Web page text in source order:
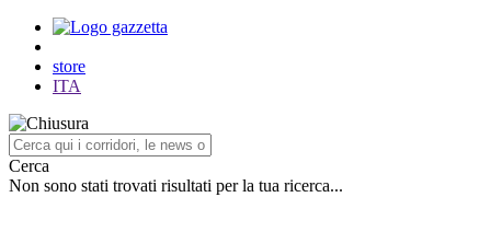
store
ITA
Cerca
Non sono stati trovati risultati per la tua ricerca...